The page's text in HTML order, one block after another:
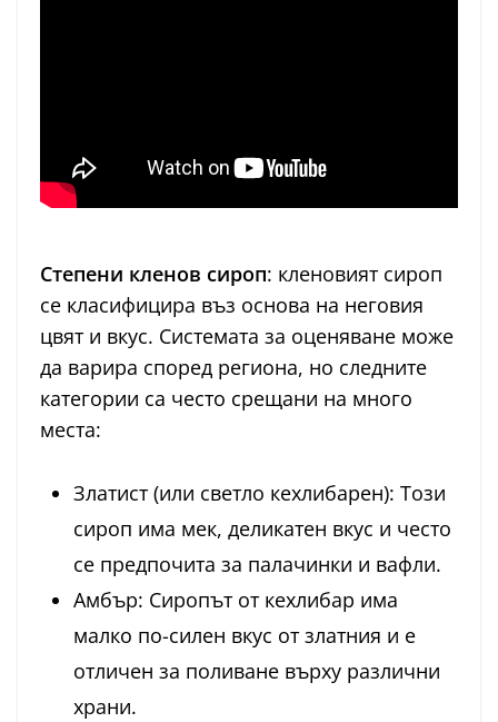
Степени кленов сироп: кленовият сироп
се класифицира въз основа на неговия
цвят и вкус. Системата за оценяване може
да варира според региона, но следните
категории са често срещани на много
места:
Златист (или светло кехлибарен): Този
сироп има мек, деликатен вкус и често
се предпочита за палачинки и вафли.
Амбър: Сиропът от кехлибар има
малко по-силен вкус от златния и е
отличен за поливане върху различни
храни.